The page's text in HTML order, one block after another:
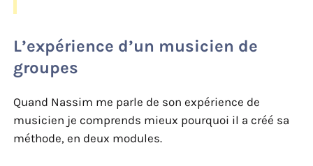
L’expérience d’un musicien de
groupes
Quand Nassim me parle de son expérience de
musicien je comprends mieux pourquoi il a créé sa
méthode, en deux modules.